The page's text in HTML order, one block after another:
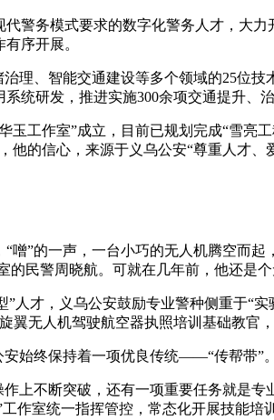
警务模式要求的数字化警务人才，大
序开展。
理、智能交通建设等多个领域的25位
统研发，推进实施300余项交通提升、
玉工作室”成立，目前已规划完成“雪
的信心，来源于义乌公安“尊重人才、
噌”的一声，一台小巧的无人机腾空而
民警周晓航。可就在几年前，他还是个
”人才，义乌公安鼓励专业警种侧重于
翼无人机驾驶航空器执照培训基础教官
始终保持着一项优良传统——“传帮带”。
上不断突破，还有一项重要任务就是
作室统一指挥管控，常态化开展技能培